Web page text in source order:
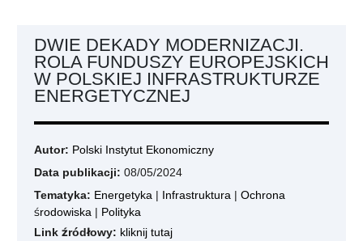
DWIE DEKADY MODERNIZACJI.
ROLA FUNDUSZY EUROPEJSKICH
W POLSKIEJ INFRASTRUKTURZE
ENERGETYCZNEJ
Autor: Polski Instytut Ekonomiczny
Data publikacji: 08/05/2024
Tematyka: Energetyka | Infrastruktura | Ochrona
środowiska | Polityka
Link źródłowy: kliknij tutaj